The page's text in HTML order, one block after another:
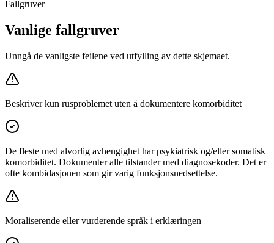
Fallgruver
Vanlige fallgruver
Unngå de vanligste feilene ved utfylling av dette skjemaet.
Beskriver kun rusproblemet uten å dokumentere komorbiditet
De fleste med alvorlig avhengighet har psykiatrisk og/eller somatisk
komorbiditet. Dokumenter alle tilstander med diagnosekoder. Det er
ofte kombidasjonen som gir varig funksjonsnedsettelse.
Moraliserende eller vurderende språk i erklæringen